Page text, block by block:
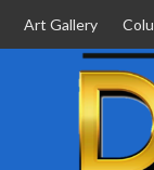
Art Gallery